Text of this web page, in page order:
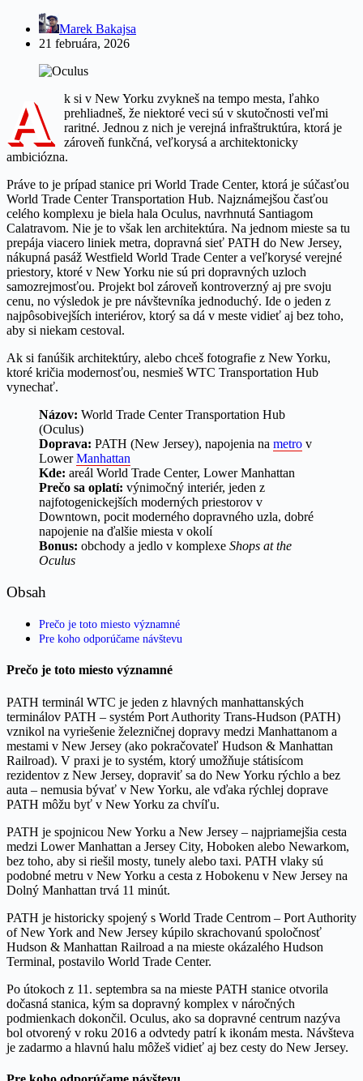
Marek Bakajsa
21 februára, 2026
A
k si v New Yorku zvykneš na tempo mesta, ľahko
prehliadneš, že niektoré veci sú v skutočnosti veľmi
raritné. Jednou z nich je verejná infraštruktúra, ktorá je
zároveň funkčná, veľkorysá a architektonicky
ambiciózna.
Práve to je prípad stanice pri World Trade Center, ktorá je súčasťou
World Trade Center Transportation Hub. Najznámejšou časťou
celého komplexu je biela hala Oculus, navrhnutá Santiagom
Calatravom. Nie je to však len architektúra. Na jednom mieste sa tu
prepája viacero liniek metra, dopravná sieť PATH do New Jersey,
nákupná pasáž Westfield World Trade Center a veľkorysé verejné
priestory, ktoré v New Yorku nie sú pri dopravných uzloch
samozrejmosťou. Projekt bol zároveň kontroverzný aj pre svoju
cenu, no výsledok je pre návštevníka jednoduchý. Ide o jeden z
najpôsobivejších interiérov, ktorý sa dá v meste vidieť aj bez toho,
aby si niekam cestoval.
Ak si fanúšik architektúry, alebo chceš fotografie z New Yorku,
ktoré kričia modernosťou, nesmieš WTC Transportation Hub
vynechať.
Názov: World Trade Center Transportation Hub
(Oculus)
Doprava: PATH (New Jersey), napojenia na metro v
LowerManhattan
Kde: areál World Trade Center, Lower Manhattan
Prečo sa oplatí: výnimočný interiér, jeden z
najfotogenickejších moderných priestorov v
Downtown, pocit moderného dopravného uzla, dobré
napojenie na ďalšie miesta v okolí
Bonus: obchody a jedlo v komplexe Shops at the
Oculus
Obsah
Prečo je toto miesto významné
Pre koho odporúčame návštevu
Prečo je toto miesto významné
PATH terminál WTC je jeden z hlavných manhattanských
terminálov PATH – systém Port Authority Trans-Hudson (PATH)
vznikol na vyriešenie železničnej dopravy medzi Manhattanom a
mestami v New Jersey (ako pokračovateľ Hudson & Manhattan
Railroad). V praxi je to systém, ktorý umožňuje státisícom
rezidentov z New Jersey, dopraviť sa do New Yorku rýchlo a bez
auta – nemusia bývať v New Yorku, ale vďaka rýchlej doprave
PATH môžu byť v New Yorku za chvíľu.
PATH je spojnicou New Yorku a New Jersey – najpriamejšia cesta
medzi Lower Manhattan a Jersey City, Hoboken alebo Newarkom,
bez toho, aby si riešil mosty, tunely alebo taxi. PATH vlaky sú
podobné metru v New Yorku a cesta z Hobokenu v New Jersey na
Dolný Manhattan trvá 11 minút.
PATH je historicky spojený s World Trade Centrom – Port Authority
of New York and New Jersey kúpilo skrachovanú spoločnosť
Hudson & Manhattan Railroad a na mieste okázalého Hudson
Terminal, postavilo World Trade Center.
Po útokoch z 11. septembra sa na mieste PATH stanice otvorila
dočasná stanica, kým sa dopravný komplex v náročných
podmienkach dokončil. Oculus, ako sa dopravné centrum nazýva
bol otvorený v roku 2016 a odvtedy patrí k ikonám mesta. Návšteva
je zadarmo a hlavnú halu môžeš vidieť aj bez cesty do New Jersey.